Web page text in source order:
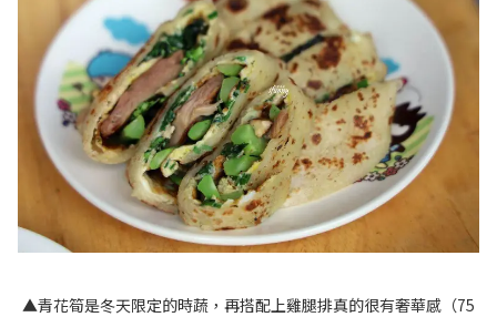
▲青花筍是冬天限定的時蔬，再搭配上雞腿排真的很有奢華感（75